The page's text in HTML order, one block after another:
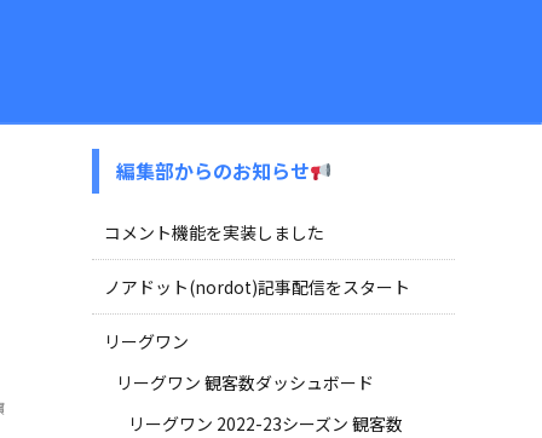
編集部からのお知らせ
コメント機能を実装しました
ノアドット(nordot)記事配信をスタート
リーグワン
リーグワン 観客数ダッシュボード
リーグワン 2022-23シーズン 観客数